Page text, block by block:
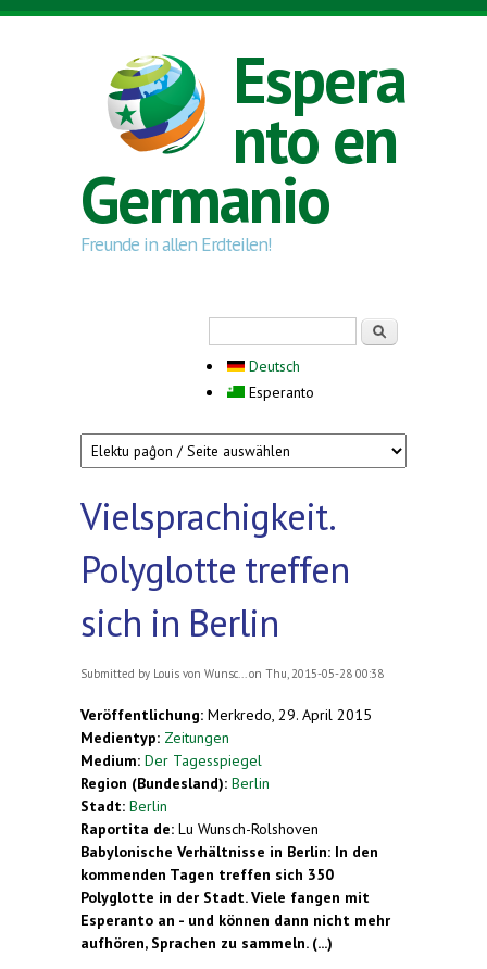
Skip to main content
Espera
nto en
Germanio
Freunde in allen Erdteilen!
Deutsch
Esperanto
Vielsprachigkeit.
Polyglotte treffen
sich in Berlin
Submitted by Louis von Wunsc... on Thu, 2015-05-28 00:38
Veröffentlichung: Merkredo, 29. April 2015
Medientyp: Zeitungen
Medium: Der Tagesspiegel
Region (Bundesland): Berlin
Stadt: Berlin
Raportita de: Lu Wunsch-Rolshoven
Babylonische Verhältnisse in Berlin: In den
kommenden Tagen treffen sich 350
Polyglotte in der Stadt. Viele fangen mit
Esperanto an - und können dann nicht mehr
aufhören, Sprachen zu sammeln. (...)